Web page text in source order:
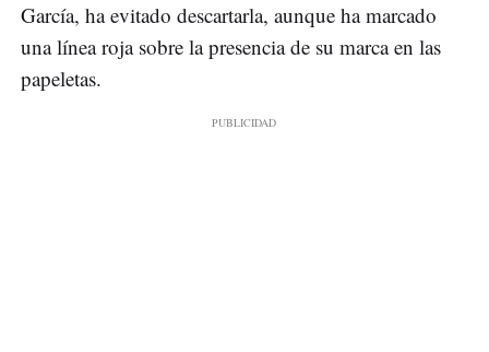
García, ha evitado descartarla, aunque ha marcado
una línea roja sobre la presencia de su marca en las
papeletas.